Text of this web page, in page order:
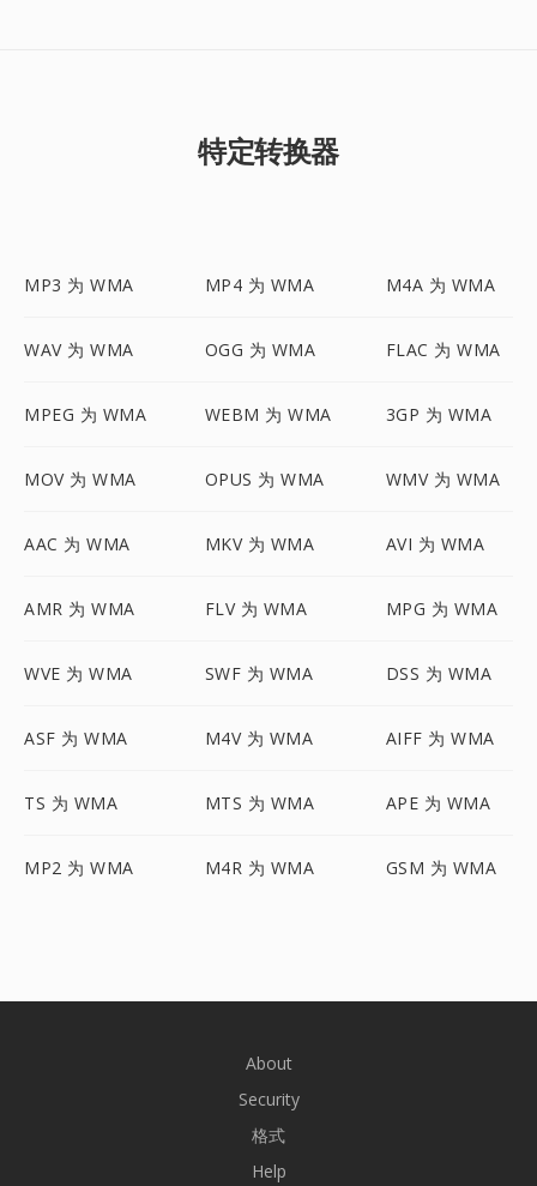
特定转换器
MP3 为 WMA MP4 为 WMA M4A 为 WMA
WAV 为 WMA OGG 为 WMA FLAC 为 WMA
MPEG 为 WMA WEBM 为 WMA 3GP 为 WMA
MOV 为 WMA OPUS 为 WMA WMV 为 WMA
AAC 为 WMA MKV 为 WMA AVI 为 WMA
AMR 为 WMA FLV 为 WMA MPG 为 WMA
WVE 为 WMA SWF 为 WMA DSS 为 WMA
ASF 为 WMA M4V 为 WMA AIFF 为 WMA
TS 为 WMA MTS 为 WMA APE 为 WMA
MP2 为 WMA M4R 为 WMA GSM 为 WMA
About
Security
格式
Help